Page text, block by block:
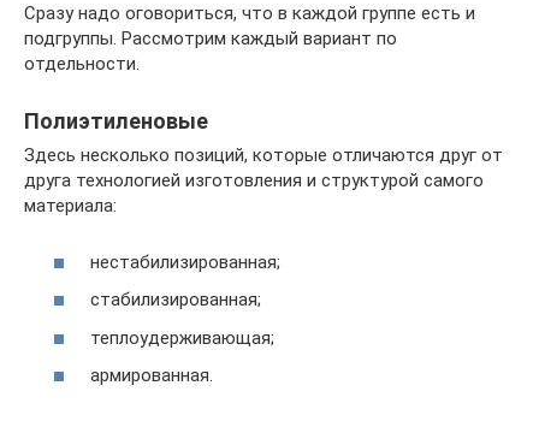
Сразу надо оговориться, что в каждой группе есть и
подгруппы. Рассмотрим каждый вариант по
отдельности.
Полиэтиленовые
Здесь несколько позиций, которые отличаются друг от
друга технологией изготовления и структурой самого
материала:
нестабилизированная;
стабилизированная;
теплоудерживающая;
армированная.